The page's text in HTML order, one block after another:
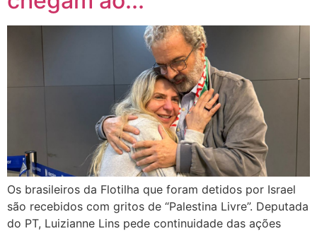
Os brasileiros da Flotilha que foram detidos por Israel
são recebidos com gritos de “Palestina Livre”. Deputada
do PT, Luizianne Lins pede continuidade das ações